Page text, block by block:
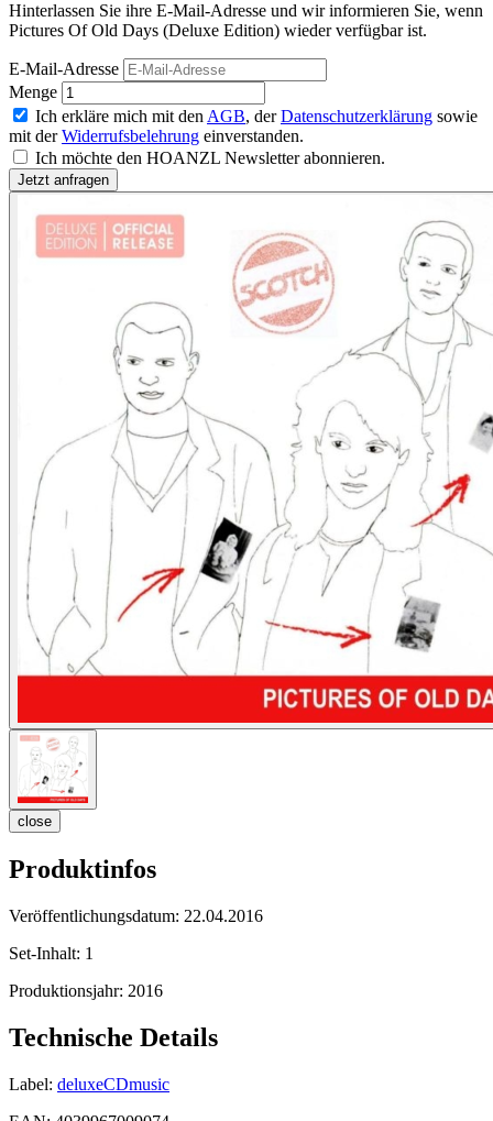
Hinterlassen Sie ihre E-Mail-Adresse und wir informieren Sie, wenn
Pictures Of Old Days (Deluxe Edition) wieder verfügbar ist.
E-Mail-Adresse
Menge
Ich erkläre mich mit den AGB, derDatenschutzerklärung sowie
mit derWiderrufsbelehrung einverstanden.
Ich möchte den HOANZL Newsletter abonnieren.
close
Produktinfos
Veröffentlichungsdatum: 22.04.2016
Set-Inhalt: 1
Produktionsjahr: 2016
Technische Details
Label: deluxeCDmusic